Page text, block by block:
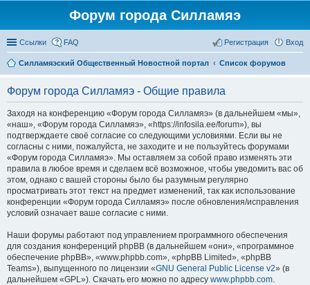
Форум города Силламяэ
Ссылки FAQ Вход
Регистрация
Силламяэский Общественный Новостной портал Список форумов
Форум города Силламяэ - Общие правила
Заходя на конференцию «Форум города Силламяэ» (в дальнейшем «мы»,
«наш», «Форум города Силламяэ», «https://infosila.ee/forum»), вы
подтверждаете своё согласие со следующими условиями. Если вы не
согласны с ними, пожалуйста, не заходите и не пользуйтесь форумами
«Форум города Силламяэ». Мы оставляем за собой право изменять эти
правила в любое время и сделаем всё возможное, чтобы уведомить вас об
этом, однако с вашей стороны было бы разумным регулярно
просматривать этот текст на предмет изменений, так как использование
конференции «Форум города Силламяэ» после обновления/исправления
условий означает ваше согласие с ними.
Наши форумы работают под управлением программного обеспечения
для создания конференций phpBB (в дальнейшем «они», «программное
обеспечение phpBB», «www.phpbb.com», «phpBB Limited», «phpBB
Teams»), выпущенного по лицензии «GNU General Public License v2» (в
дальнейшем «GPL»). Скачать его можно по адресу www.phpbb.com.